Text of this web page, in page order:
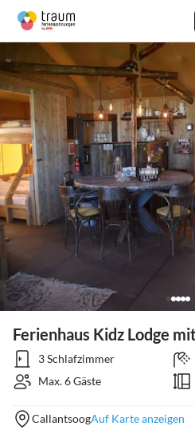
Ferienhaus Kidz Lodge
3 Schlafzimmer
Max. 6 Gäste
CallantsoogAuf Karte anzeigen